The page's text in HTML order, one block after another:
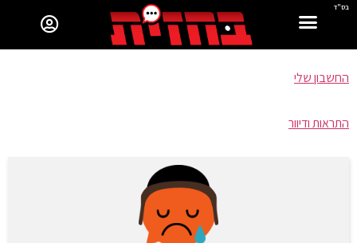
בס"ד
החשבון שלי
התראות ודיוור